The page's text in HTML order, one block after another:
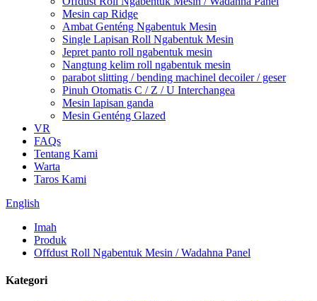
Mesin cap Ridge
Ambat Genténg Ngabentuk Mesin
Single Lapisan Roll Ngabentuk Mesin
Jepret panto roll ngabentuk mesin
Nangtung kelim roll ngabentuk mesin
parabot slitting / bending machinel decoiler / geser
Pinuh Otomatis C / Z / U Interchangea
Mesin lapisan ganda
Mesin Genténg Glazed
VR
FAQs
Tentang Kami
Warta
Taros Kami
English
Imah
Produk
Offdust Roll Ngabentuk Mesin / Wadahna Panel
Kategori